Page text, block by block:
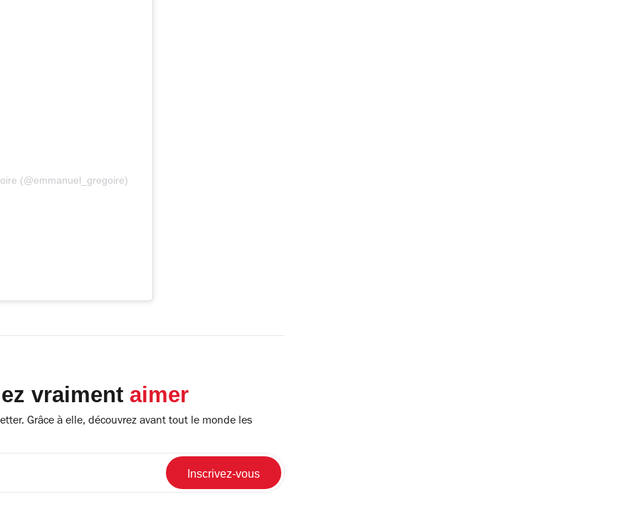
(@emmanuel_gregoire)
vraiment aimer
Grâce à elle, découvrez avant tout le monde les